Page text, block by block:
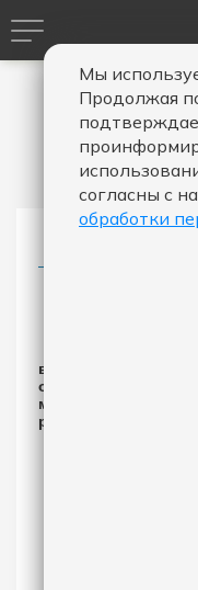
Мы
Продолжая
согласны с
обработки